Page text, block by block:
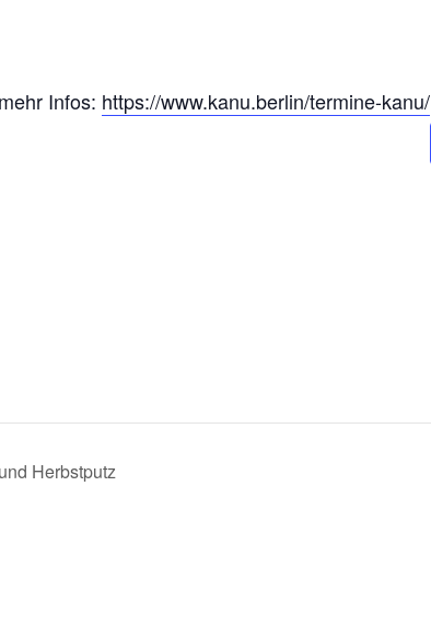
Infos: https://www.kanu.berlin/termine-kanu/
Herbstputz